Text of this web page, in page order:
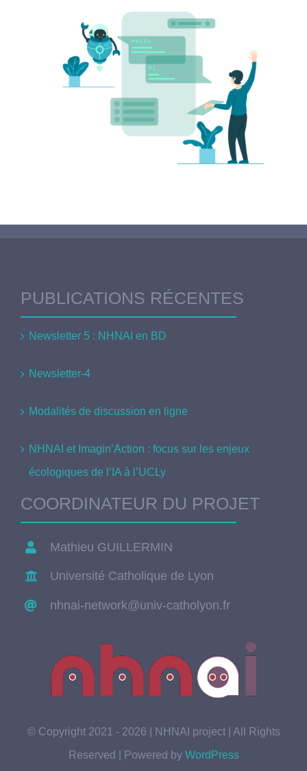
PUBLICATIONS RÉCENTES
Newsletter 5 : NHNAI en BD
Newsletter-4
Modalités de discussion en ligne
NHNAI et Imagin’Action : focus sur les enjeux
écologiques de l’IA à l’UCLy
COORDINATEUR DU PROJET
Mathieu GUILLERMIN
Université Catholique de Lyon
nhnai-network@univ-catholyon.fr
© Copyright 2021 - 2026 | NHNAI project | All Rights
Reserved | Powered by WordPress